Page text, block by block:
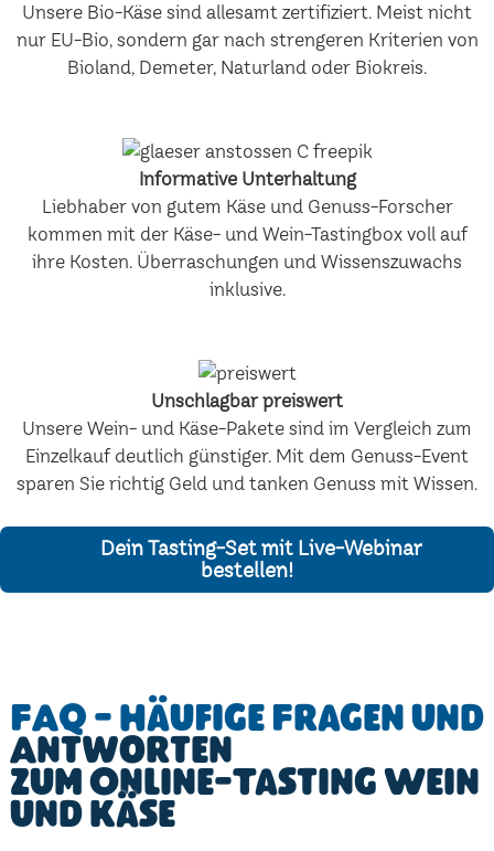
Unsere Bio-Käse sind allesamt zertifiziert. Meist nicht
nur EU-Bio, sondern gar nach strengeren Kriterien von
Bioland, Demeter, Naturland oder Biokreis.
Informative Unterhaltung
Liebhaber von gutem Käse und Genuss-Forscher
kommen mit der Käse- und Wein-Tastingbox voll auf
ihre Kosten. Überraschungen und Wissenszuwachs
inklusive.
Unschlagbar preiswert
Unsere Wein- und Käse-Pakete sind im Vergleich zum
Einzelkauf deutlich günstiger. Mit dem Genuss-Event
sparen Sie richtig Geld und tanken Genuss mit Wissen.
Dein Tasting-Set mit Live-Webinar
bestellen!
FAQ - Häufige Fragen und
Antworten
zum Online-Tasting Wein
und Käse